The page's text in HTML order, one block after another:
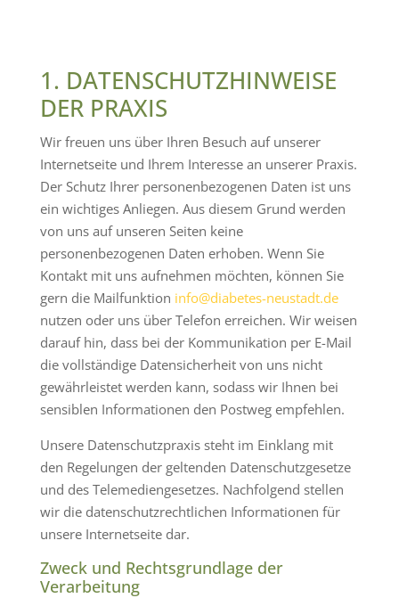
1. DATENSCHUTZHINWEISE
DER PRAXIS
Wir freuen uns über Ihren Besuch auf unserer
Internetseite und Ihrem Interesse an unserer Praxis.
Der Schutz Ihrer personenbezogenen Daten ist uns
ein wichtiges Anliegen. Aus diesem Grund werden
von uns auf unseren Seiten keine
personenbezogenen Daten erhoben. Wenn Sie
Kontakt mit uns aufnehmen möchten, können Sie
gern die Mailfunktion info@diabetes-neustadt.de
nutzen oder uns über Telefon erreichen. Wir weisen
darauf hin, dass bei der Kommunikation per E-Mail
die vollständige Datensicherheit von uns nicht
gewährleistet werden kann, sodass wir Ihnen bei
sensiblen Informationen den Postweg empfehlen.
Unsere Datenschutzpraxis steht im Einklang mit
den Regelungen der geltenden Datenschutzgesetze
und des Telemediengesetzes. Nachfolgend stellen
wir die datenschutzrechtlichen Informationen für
unsere Internetseite dar.
Zweck und Rechtsgrundlage der
Verarbeitung